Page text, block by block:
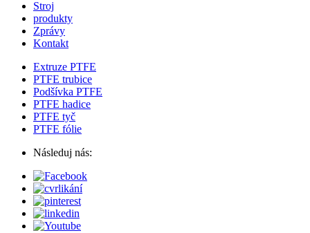
Stroj
produkty
Zprávy
Kontakt
Extruze PTFE
PTFE trubice
Podšívka PTFE
PTFE hadice
PTFE tyč
PTFE fólie
Následuj nás: